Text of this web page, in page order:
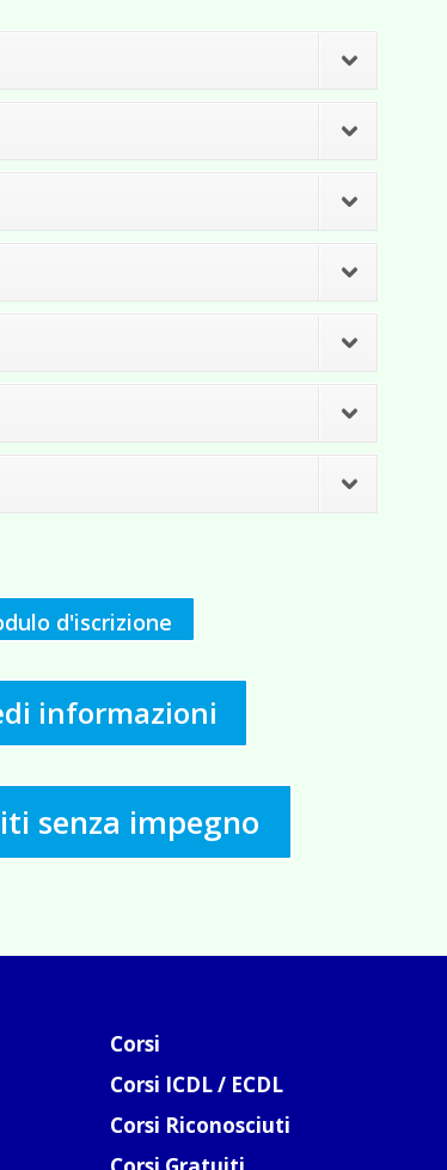
d'iscrizione
informazioni
senza impegno
Corsi
Corsi ICDL / ECDL
Corsi Riconosciuti